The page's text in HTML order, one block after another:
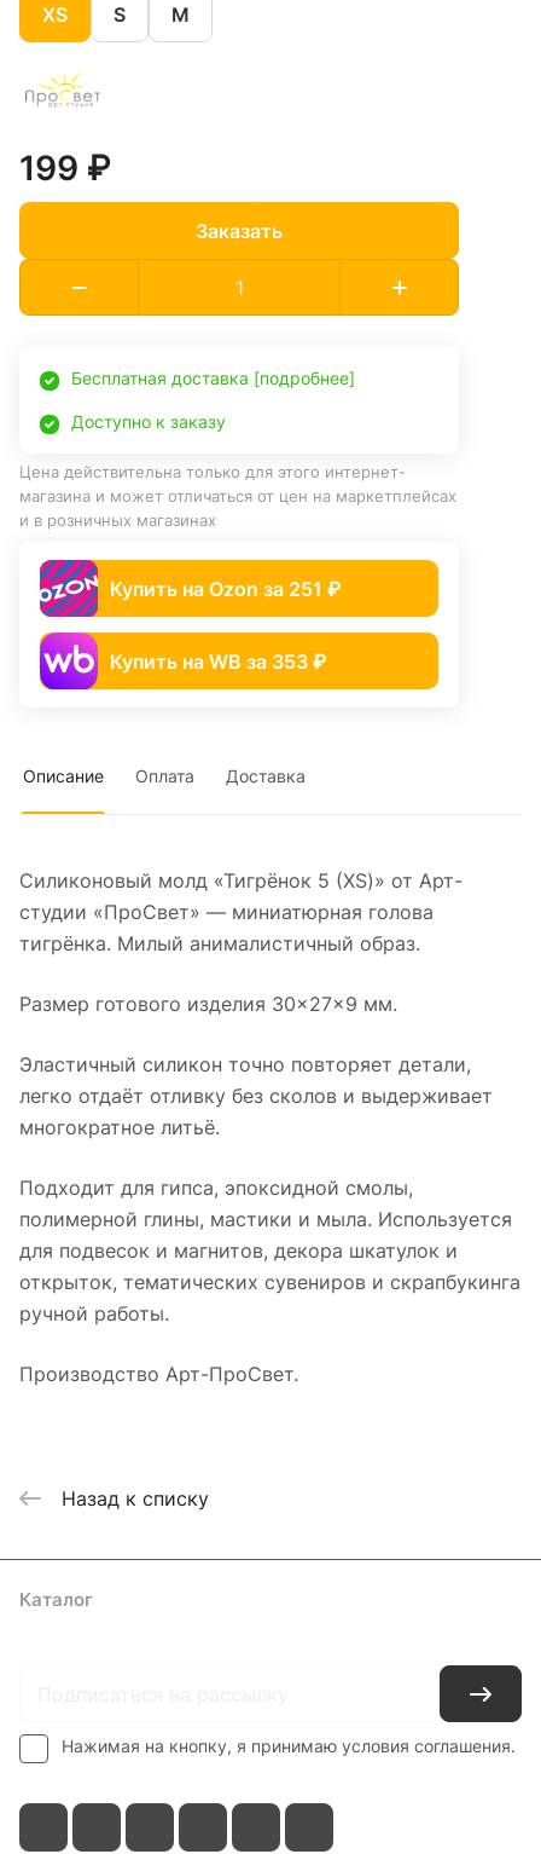
XS S M
199 ₽
Заказать
Бесплатная доставка [подробнее]
Доступно к заказу
Цена действительна только для этого интернет-
магазина и может отличаться от цен на маркетплейсах
и в розничных магазинах
Купить на Ozon за 251 ₽
Купить на WB за 353 ₽
Описание Оплата Доставка
Силиконовый молд «Тигрёнок 5 (XS)» от Арт-
студии «ПроСвет» — миниатюрная голова
тигрёнка. Милый анималистичный образ.
Размер готового изделия 30×27×9 мм.
Эластичный силикон точно повторяет детали,
легко отдаёт отливку без сколов и выдерживает
многократное литьё.
Подходит для гипса, эпоксидной смолы,
полимерной глины, мастики и мыла. Используется
для подвесок и магнитов, декора шкатулок и
открыток, тематических сувениров и скрапбукинга
ручной работы.
Производство Арт-ПроСвет.
Назад к списку
Каталог
Нажимая на кнопку, я принимаю условия соглашения.